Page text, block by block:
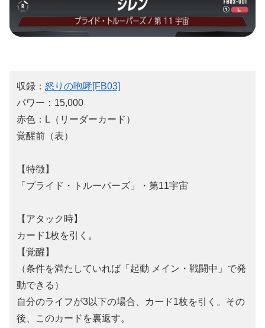
収録： 怒りの咆哮[FB03]
パワー：15,000
赤色：L（リーダーカード）
覚醒前（表）
【特徴】
「プライド・トルーパーズ」・第11宇宙
【アタック時】
カード1枚を引く。
【覚醒】
（条件を満たしていれば「起動 メイン・戦闘中」で発
動できる）
自分のライフが3以下の場合、カード1枚を引く。その
後、このカードを裏返す。